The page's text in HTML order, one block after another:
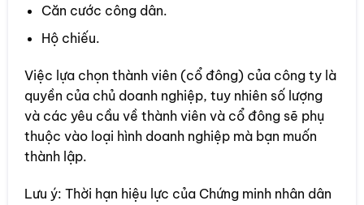
Căn cước công dân.
Hộ chiếu.
Việc lựa chọn thành viên (cổ đông) của công ty là
quyền của chủ doanh nghiệp, tuy nhiên số lượng
và các yêu cầu về thành viên và cổ đông sẽ phụ
thuộc vào loại hình doanh nghiệp mà bạn muốn
thành lập.
Lưu ý: Thời hạn hiệu lực của Chứng minh nhân dân